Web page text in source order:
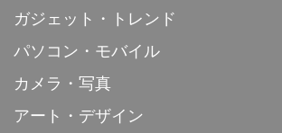
ガジェット・トレンド
パソコン・モバイル
カメラ・写真
アート・デザイン